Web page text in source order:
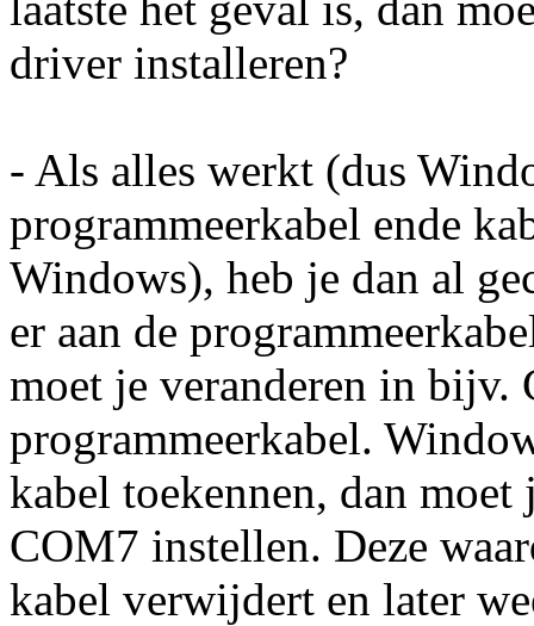
driver installeren?
- Als alles werkt (dus
programmeerkabel ende
Windows), heb je dan al
er aan de
moet je veranderen in bijv.
programmeerkabel.
kabel toekennen, dan
COM7 instellen. Deze
kabel verwijdert en later